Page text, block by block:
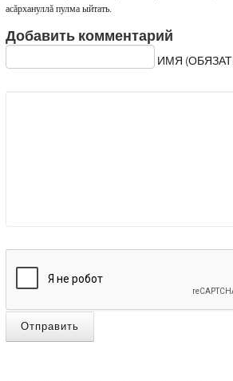
асăрхануллă пулма ыйтать.
Добавить комментарий
ИМЯ
Отправить